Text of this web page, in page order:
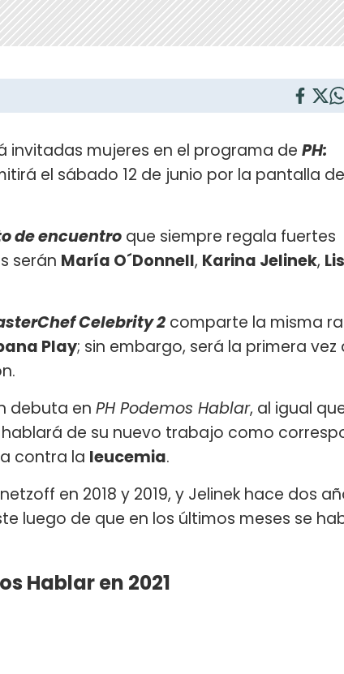
invitadas mujeres en el programa de PH:
el sábado 12 de junio por la pantalla de
de encuentro que siempre regala fuertes
serán María O´Donnell, Karina Jelinek,
Celebrity 2 comparte la misma
Play; sin embargo, será la primera vez
debuta en PH Podemos Hablar, al igual
de su nuevo trabajo como
contra la leucemia.
en 2018 y 2019, y Jelinek hace dos
luego de que en los últimos meses se
Hablar en 2021